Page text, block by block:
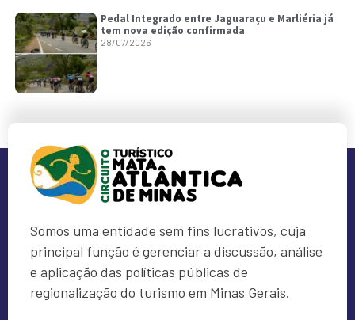
Pedal Integrado entre Jaguaraçu e Marliéria já
tem nova edição confirmada
28/07/2026
Somos uma entidade sem fins lucrativos, cuja
principal função é gerenciar a discussão, análise
e aplicação das políticas públicas de
regionalização do turismo em Minas Gerais.